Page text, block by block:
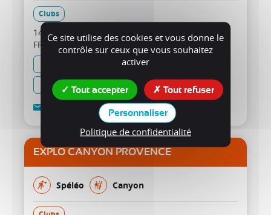
Clubs
14, quai de Rive Neuve 13007
MARSEILLE
FRANCE
Afficher le numéro
Afficher le numéro
EXPLO CANYON PROVENCE
Spéléo Canyon
Ce site utilise des cookies et vous donne le
contrôle sur ceux que vous souhaitez
activer
Tout accepter Tout refuser
Personnaliser
Politique de confidentialité